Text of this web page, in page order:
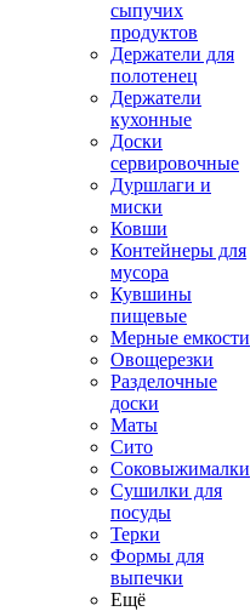
сыпучих
продуктов
Держатели для
полотенец
Держатели
кухонные
Доски
сервировочные
Дуршлаги и
миски
Ковши
Контейнеры для
мусора
Кувшины
пищевые
Мерные емкости
Овощерезки
Разделочные
доски
Маты
Сито
Соковыжималки
Сушилки для
посуды
Терки
Формы для
выпечки
Ещё